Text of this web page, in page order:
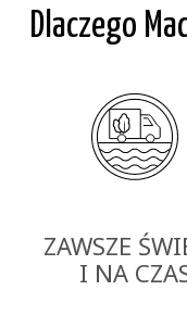
Dlaczego
ZAWSZE
I NA